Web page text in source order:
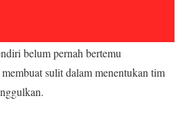
belum pernah bertemu
sulit dalam menentukan tim